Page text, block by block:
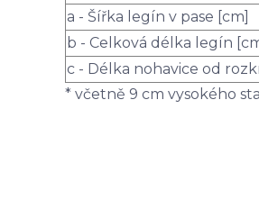
a - Šířka legín v pase [cm]
b - Celková délka legín
c - Délka nohavice od
* včetně 9 cm vysokého